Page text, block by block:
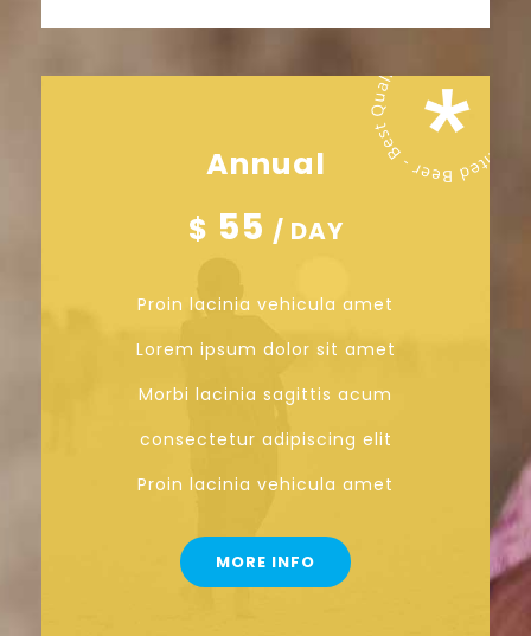
Annual
$ 55 / DAY
Proin lacinia vehicula amet
Lorem ipsum dolor sit amet
Morbi lacinia sagittis acum
consectetur adipiscing elit
Proin lacinia vehicula amet
MORE INFO